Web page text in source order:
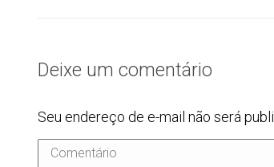
Deixe um comentário
Seu endereço de e-mail não será
Comentário